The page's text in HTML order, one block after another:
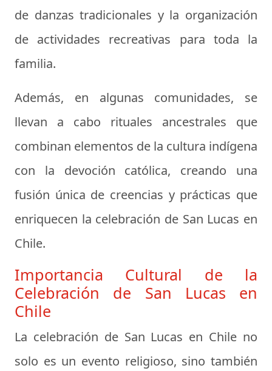
de danzas tradicionales y la organización
de actividades recreativas para toda la
familia.
Además, en algunas comunidades, se
llevan a cabo rituales ancestrales que
combinan elementos de la cultura indígena
con la devoción católica, creando una
fusión única de creencias y prácticas que
enriquecen la celebración de San Lucas en
Chile.
Importancia Cultural de la
Celebración de San Lucas en
Chile
La celebración de San Lucas en Chile no
solo es un evento religioso, sino también